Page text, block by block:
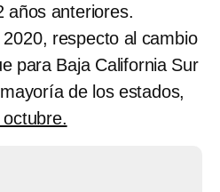
años anteriores.
respecto al cambio
para Baja California Sur
de los estados,